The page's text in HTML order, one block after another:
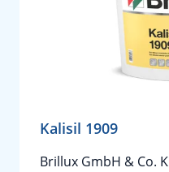
Kalisil 1909
Brillux GmbH & Co.